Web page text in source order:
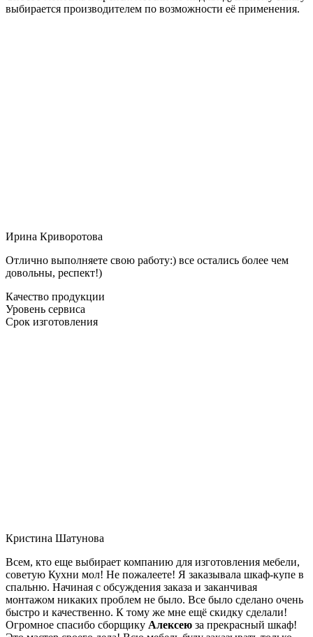
выбирается производителем по возможности её применения.
Ирина Криворотова
Отлично выполняете свою работу:) все остались более чем
довольны, респект!)
Качество продукции
Уровень сервиса
Срок изготовления
Кристина Шатунова
Всем, кто еще выбирает компанию для изготовления мебели,
советую Кухни мол! Не пожалеете! Я заказывала шкаф-купе в
спальню. Начиная с обсуждения заказа и заканчивая
монтажом никаких проблем не было. Все было сделано очень
быстро и качественно. К тому же мне ещё скидку сделали!
Огромное спасибо сборщику Алексею за прекрасный шкаф!